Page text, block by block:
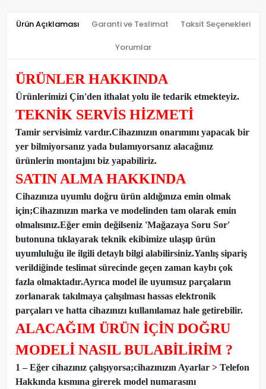
Ürün Açıklaması Garanti ve Teslimat Taksit Seçenekleri
Yorumlar
ÜRÜNLER HAKKINDA
Ürünlerimizi Çin'den ithalat yolu ile tedarik etmekteyiz.
TEKNİK SERVİS HİZMETİ
Tamir servisimiz vardır.Cihazınızın onarımını yapacak bir
yer bilmiyorsanız yada bulamıyorsanız alacağınız
ürünlerin montajını biz yapabiliriz.
SATIN ALMA HAKKINDA
Cihazınıza uyumlu doğru ürün aldığınıza emin olmak
için;Cihazınızın marka ve modelinden tam olarak emin
olmalısınız.Eğer emin değilseniz 'Mağazaya Soru Sor'
butonuna tıklayarak teknik ekibimize ulaşıp ürün
uyumluluğu ile ilgili detaylı bilgi alabilirsiniz.Yanlış sipariş
verildiğinde teslimat sürecinde geçen zaman kaybı çok
fazla olmaktadır.Ayrıca model ile uyumsuz parçaların
zorlanarak takılmaya çalışılması hassas elektronik
parçaları ve hatta cihazınızı kullanılamaz hale getirebilir.
ALACAĞIM ÜRÜN İÇİN DOĞRU
MODELİ NASIL BULABİLİRİM ?
1 – Eğer cihazınız çalışıyorsa;cihazınızın Ayarlar > Telefon
Hakkında kısmına girerek model numarasını